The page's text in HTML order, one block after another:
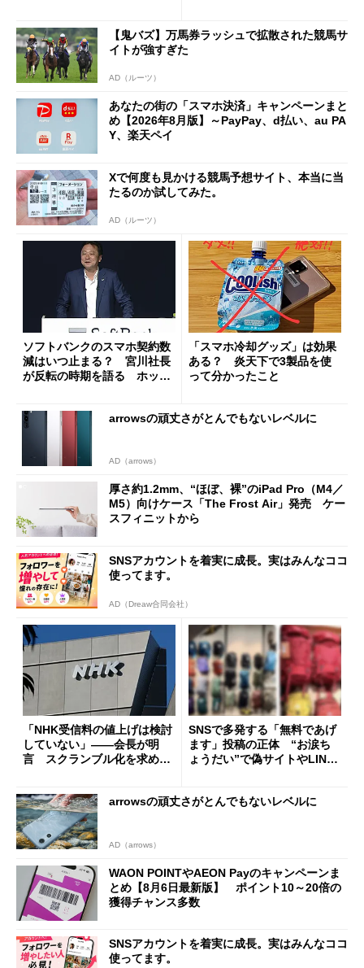
【鬼バズ】万馬券ラッシュで拡散された競馬サ
イトが強すぎた
AD（ルーツ）
あなたの街の「スマホ決済」キャンペーンまと
め【2026年8月版】～PayPay、d払い、au PA
Y、楽天ペイ
Xで何度も見かける競馬予想サイト、本当に当
たるのか試してみた。
AD（ルーツ）
ソフトバンクのスマホ契約数
減はいつ止まる？ 宮川社長
が反転の時期を語る ホッピ
「スマホ冷却グッズ」は効果
ある？ 炎天下で3製品を使
って分かったこと
arrowsの頑丈さがとんでもないレベルに
AD（arrows）
厚さ約1.2mm、“ほぼ、裸”のiPad Pro（M4／
M5）向けケース「The Frost Air」発売 ケー
スフィニットから
SNSアカウントを着実に成長。実はみんなココ
使ってます。
AD（Dreaw合同会社）
「NHK受信料の値上げは検討
していない」――会長が明
言 スクランブル化を求める
SNSで多発する「無料であげ
ます」投稿の正体 “お涙ち
ょうだい”で偽サイトやLINE
arrowsの頑丈さがとんでもないレベルに
AD（arrows）
WAON POINTやAEON Payのキャンペーンま
とめ【8月6日最新版】 ポイント10～20倍の
獲得チャンス多数
SNSアカウントを着実に成長。実はみんなココ
使ってます。